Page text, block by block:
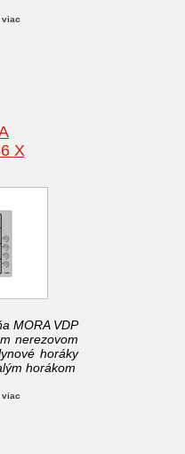
viac
X
MORA VDP
nerezovom
horáky
horákom
viac